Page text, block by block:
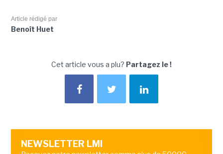
Article rédigé par
Benoît Huet
Cet article vous a plu? Partagez le !
NEWSLETTER LMI